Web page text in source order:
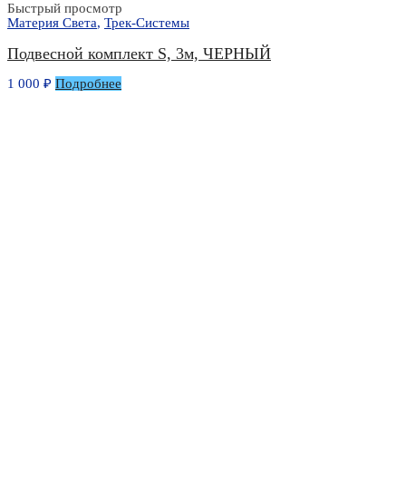
Быстрый просмотр
Материя Света, Трек-Системы
Подвесной комплект S, 3м, ЧЕРНЫЙ
1 000 ₽ Подробнее